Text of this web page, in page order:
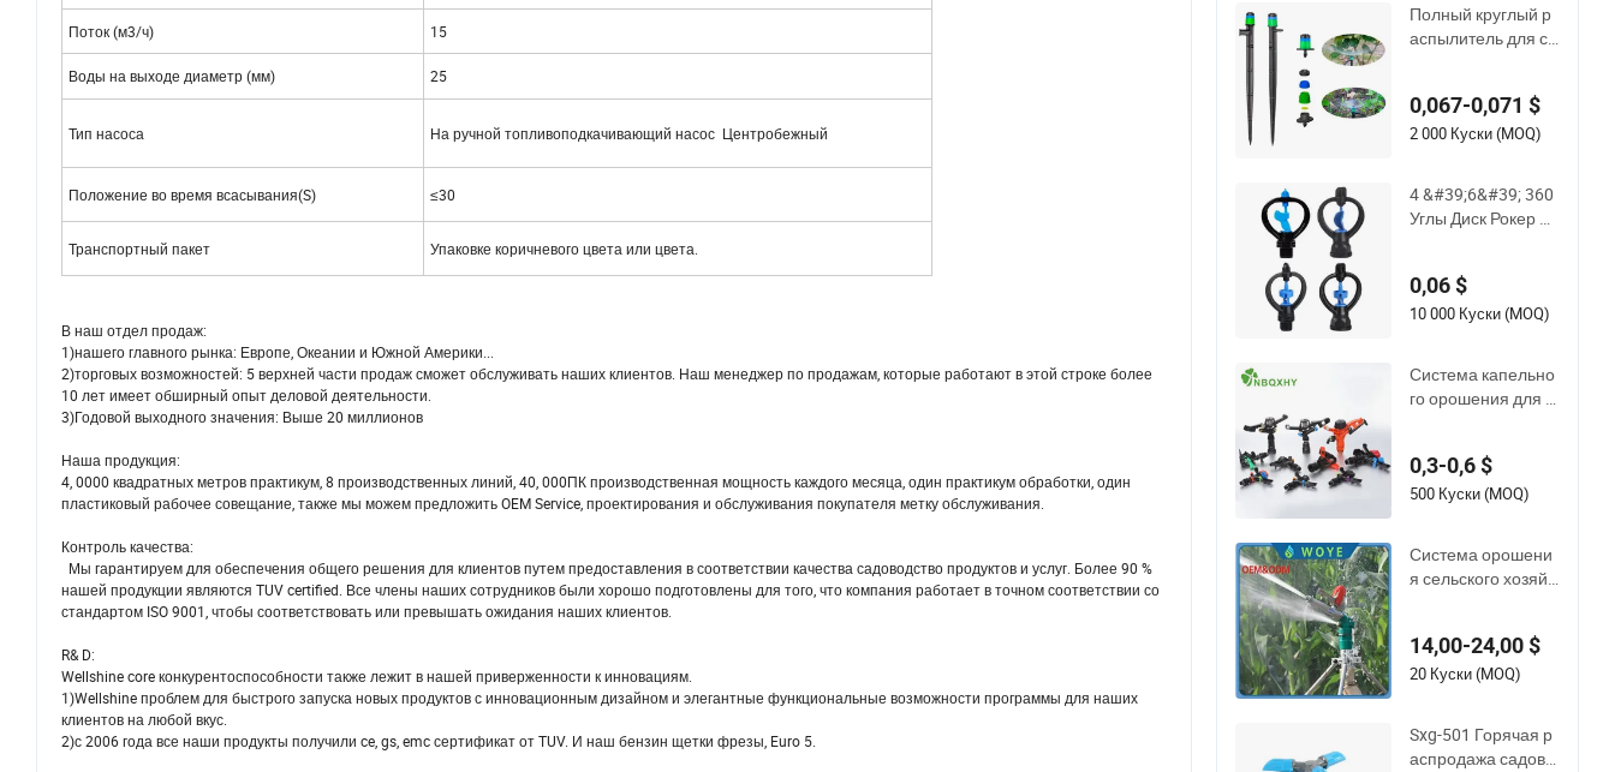
Поток (м3/ч) 15
Воды на выходе диаметр (мм) 25
Тип насоса На ручной топливоподкачивающий насос Центробежный
Положение во время всасывания(S) ≤30
Транспортный пакет Упаковке коричневого цвета или цвета.
В наш отдел продаж:
1)нашего главного рынка: Европе, Океании и Южной Америки...
2)торговых возможностей: 5 верхней части продаж сможет обслуживать наших клиентов. Наш менеджер по продажам, которые работают в этой строке более
10 лет имеет обширный опыт деловой деятельности.
3)Годовой выходного значения: Выше 20 миллионов
Наша продукция:
4, 0000 квадратных метров практикум, 8 производственных линий, 40, 000ПК производственная мощность каждого месяца, один практикум обработки, один
пластиковый рабочее совещание, также мы можем предложить OEM Service, проектирования и обслуживания покупателя метку обслуживания.
Контроль качества:
Мы гарантируем для обеспечения общего решения для клиентов путем предоставления в соответствии качества садоводство продуктов и услуг. Более 90 %
нашей продукции являются TUV certified. Все члены наших сотрудников были хорошо подготовлены для того, что компания работает в точном соответствии со
стандартом ISO 9001, чтобы соответствовать или превышать ожидания наших клиентов.
R& D:
Wellshine core конкурентоспособности также лежит в нашей приверженности к инновациям.
1)Wellshine проблем для быстрого запуска новых продуктов с инновационным дизайном и элегантные функциональные возможности программы для наших
клиентов на любой вкус.
2)с 2006 года все наши продукты получили ce, gs, emc сертификат от TUV. И наш бензин щетки фрезы, Euro 5.
Полный круглый р
аспылитель для са
яйственной иррига
ционной системы
0,067-0,071 $
2 000 Куски (MOQ)
4 &#39;6&#39; 360
Углы Диск Рокер С
охозяйственный Га
зонный Шланг Спр
ыление
0,06 $
10 000 Куски (MOQ)
Система капельно
го орошения для с
борудования для п
олива на длинные
PC PVC ABS Микро
комплект фитингов
одяного распылит
еля
0,3-0,6 $
500 Куски (MOQ)
Система орошени
я сельского хозяйс
для полива
14,00-24,00 $
20 Куски (MOQ)
Sxg-501 Горячая р
аспродажа садово